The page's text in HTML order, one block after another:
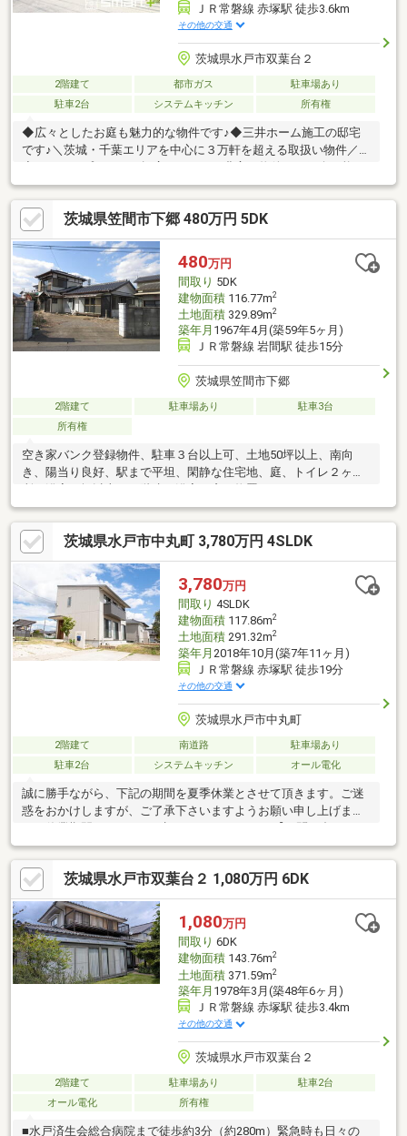
ＪＲ常磐線 赤塚駅 徒歩3.6km
その他の交通
茨城県水戸市双葉台２
2階建て 都市ガス
駐車場あり
駐車2台
システムキッチン 所有権
◆広々としたお庭も魅力的な物件です♪◆三井ホーム施工の邸宅
です♪＼茨城・千葉エリアを中心に３万軒を超える取扱い物件／
◆スマートプラスでは幅広いエリアで豊富な物件をご紹介可能
♪◆お客様のご希望に沿うお住まいも弊社ならきっと見つかりま
す！＼住宅ローンならお任せください！最適な金融機関をご紹介
いたします♪／◆借入がある・転職したて・過去に金融事故があ
った・他社様でダメだった・・・◆スマートプラスにぜひ一度ご
相談ください！通過実績多数ございます♪＼お客様のご都合に合わ
せてご見学可能！送り迎えもご相談ください♪／
茨城県笠間市下郷 480万円 5DK
480万円
間取り 5DK
建物面積116.77m2
土地面積329.89m2
築年月 1967年4月(築59年5ヶ月)
ＪＲ常磐線 岩間駅 徒歩15分
茨城県笠間市下郷
2階建て 駐車場あり
駐車3台
所有権
空き家バンク登録物件、駐車３台以上可、土地50坪以上、南向
き、陽当り良好、駅まで平坦、閑静な住宅地、庭、トイレ２ヶ
茨城県水戸市中丸町 3,780万円 4SLDK
3,780万円
間取り 4SLDK
建物面積117.86m2
土地面積291.32m2
築年月 2018年10月(築7年11ヶ月)
ＪＲ常磐線 赤塚駅 徒歩19分
その他の交通
茨城県水戸市中丸町
2階建て 南道路
駐車場あり
駐車2台
システムキッチン オール電化
誠に勝手ながら、下記の期間を夏季休業とさせて頂きます。ご迷
惑をおかけしますが、ご了承下さいますようお願い申し上げま
す。休業期間：8月12日（水）～8月16日（日）【お問い合わせ
は、香陵住販５０号バイパス支店まで】●新築建売、中古戸建・
マンション、土地、収益物件お取り扱い有り●売却査定事例、賃
貸仲介事例多数有り●ご案内だけではなく、資金計画・住宅ロー
ンのご相談もお任せください
茨城県水戸市双葉台２ 1,080万円 6DK
1,080万円
間取り 6DK
建物面積143.76m2
土地面積371.59m2
築年月 1978年3月(築48年6ヶ月)
ＪＲ常磐線 赤塚駅 徒歩3.4km
その他の交通
茨城県水戸市双葉台２
2階建て 駐車場あり
駐車2台
オール電化
所有権
■水戸済生会総合病院まで徒歩約3分（約280m）緊急時も日々の